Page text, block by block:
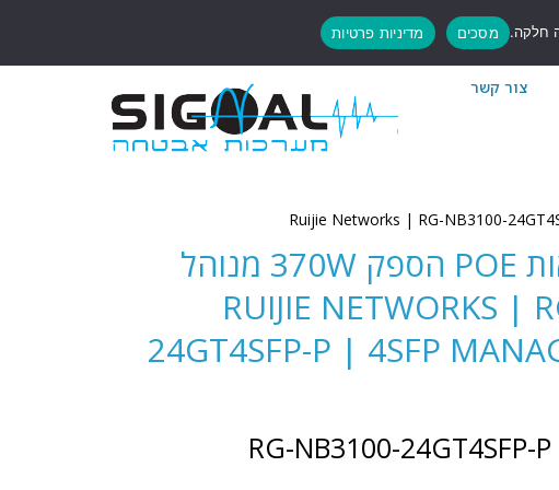
צור קשר
מתג 24 יציאות POE הספק 370W מנוהל
RUIJIE NETWORKS |
24GT4SFP-P | 4SFP
מסכים מדיניות פרטיות